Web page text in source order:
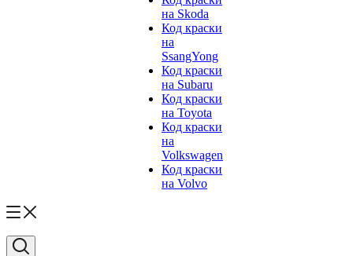
на Skoda
Код краски
на
SsangYong
Код краски
на Subaru
Код краски
на Toyota
Код краски
на
Volkswagen
Код краски
на Volvo